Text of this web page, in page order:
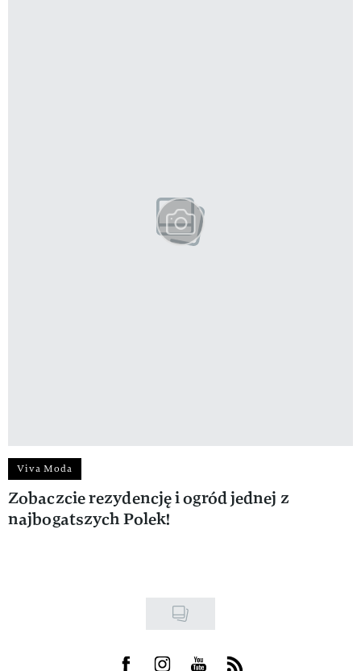
Viva Moda
Zobaczcie rezydencję i ogród jednej z
najbogatszych Polek!
Visit us on Facebook
Visit us on Instagram
Visit us on Youtube
Visit us on Rss